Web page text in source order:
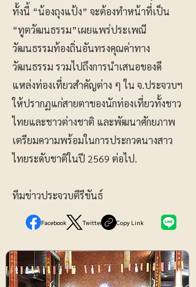
ทั้งนี้ “น้องถุงแป้ง” จะต้องทำหน้าที่เป็น
“ทูตวัฒนธรรม”เผยแพร่ประเพณี
วัฒนธรรมท้องถิ่นอันทรงคุณค่าทาง
วัฒนธรรม รวมไปถึงการนำเสนอของดี
แหล่งท่องเที่ยวสำคัญต่าง ๆ ใน จ.ประจวบฯ
ให้ปรากฏแก่สายตาของนักท่องเที่ยวทั้งชาว
ไทยและชาวต่างชาติ และพัฒนาศักยภาพ
เตรียมความพร้อมในการประกวดนางสาว
ไทยระดับชาติในปี 2569 ต่อไป.
ทีมข่าวประจวบตีรีขันธ์
Facebook Twitter Copy Link